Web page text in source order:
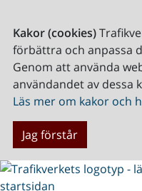
Kakor (cookies)
förbättra och anpassa
Genom att använda
användandet av dessa
Läs mer om kakor och
Jag förstår